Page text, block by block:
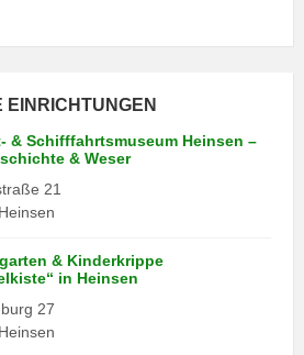
EINRICHTUNGEN
& Schifffahrtsmuseum Heinsen –
& Weser
21
& Kinderkrippe
in Heinsen
27